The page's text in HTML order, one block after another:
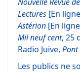
Lectures [En
Astérion [En
Mil neuf cent, 25
Radio Juive,
Les publics ne